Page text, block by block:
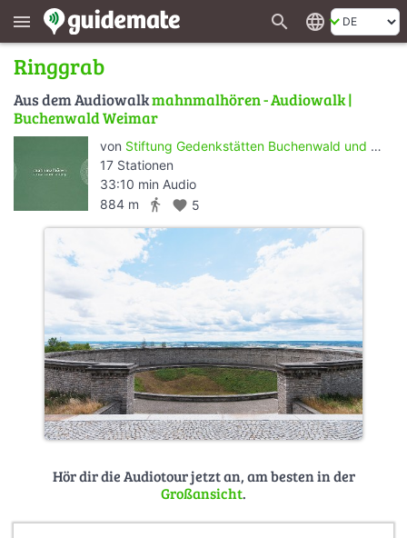
menu search language
Ringgrab
Aus dem Audiowalkmahnmalhören - Audiowalk |
Buchenwald Weimar
von Stiftung Gedenkstätten Buchenwald und Mittelbau-Dora
17 Stationen
33:10 min Audio
884 m
directions_walk favorite 5
Hör dir die Audiotour jetzt an, am besten in der
Großansicht.